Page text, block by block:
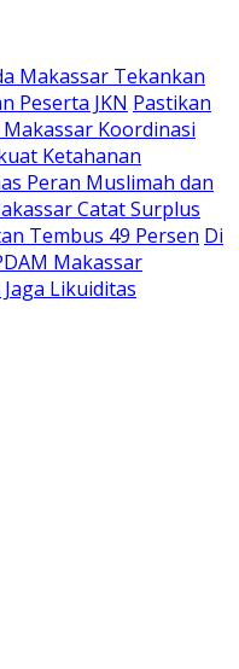
Makassar Tekankan
Peserta JKN Pastikan
Koordinasi
Ketahanan
Peran Muslimah dan
Catat Surplus
Tembus 49 Persen Di
Makassar
Likuiditas